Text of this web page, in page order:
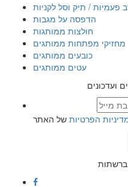
פעמיות / תיק וסל לקניות
הדפסה על מגבות
חולצות ממותגות
מחזיקי מפתחות ממותגים
כובעים ממותגים
עטים ממותגים
ועדכונים
הפרטיות של האתר
ברשתות